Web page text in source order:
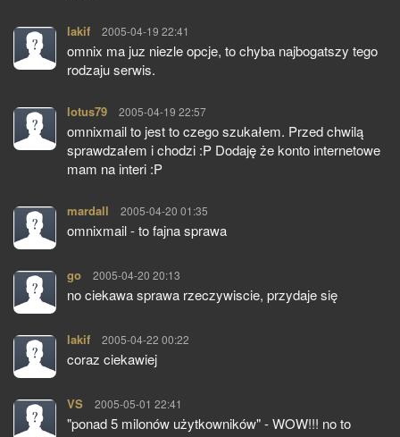
lakif pisze:
2005-04-19 22:41
omnix ma juz niezle opcje, to chyba najbogatszy tego
rodzaju serwis.
lotus79 pisze:
2005-04-19 22:57
omnixmail to jest to czego szukałem. Przed chwilą
sprawdzałem i chodzi :P Dodaję że konto internetowe
mam na interi :P
mardall pisze:
2005-04-20 01:35
omnixmail - to fajna sprawa
go pisze:
2005-04-20 20:13
no ciekawa sprawa rzeczywiscie, przydaje się
lakif pisze:
2005-04-22 00:22
coraz ciekawiej
VS pisze:
2005-05-01 22:41
"ponad 5 milonów użytkowników" - WOW!!! no to